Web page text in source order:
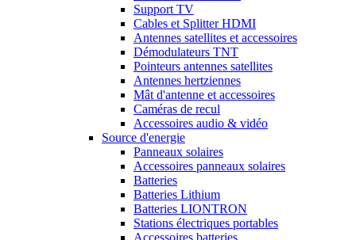
Support TV
Cables et Splitter HDMI
Antennes satellites et accessoires
Démodulateurs TNT
Pointeurs antennes satellites
Antennes hertziennes
Mât d'antenne et accessoires
Caméras de recul
Accessoires audio & vidéo
Source d'energie
Panneaux solaires
Accessoires panneaux solaires
Batteries
Batteries Lithium
Batteries LIONTRON
Stations électriques portables
Accessoires batteries